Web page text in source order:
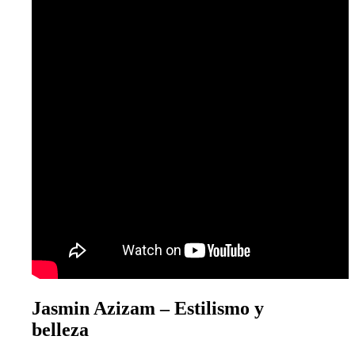
Jasmin Azizam – Estilismo y
belleza